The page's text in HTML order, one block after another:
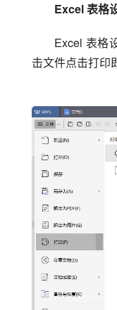
Excel 表格
Excel 表格
击文件点击打印